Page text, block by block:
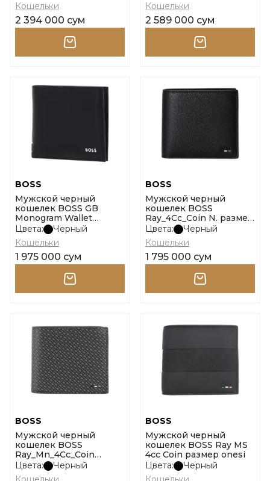
Кошельки
2 394 000 сум
Кошельки
2 589 000 сум
BOSS
Мужской черный
кошелек BOSS GB
Monogram Wallet
размер onesi
Цвета:
Черный
Кошельки
1 975 000 сум
BOSS
Мужской черный
кошелек BOSS
Ray_4Cc_Coin N. размер
onesi
Цвета:
Черный
Кошельки
1 795 000 сум
BOSS
Мужской черный
кошелек BOSS
Ray_Mn_4Cc_Coin
размер onesi
Цвета:
Черный
BOSS
Мужской черный
кошелек BOSS Ray MS
4cc Coin размер onesi
Цвета:
Черный